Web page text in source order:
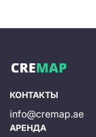
КОНТАКТЫ
info@cremap.ae
АРЕНДА